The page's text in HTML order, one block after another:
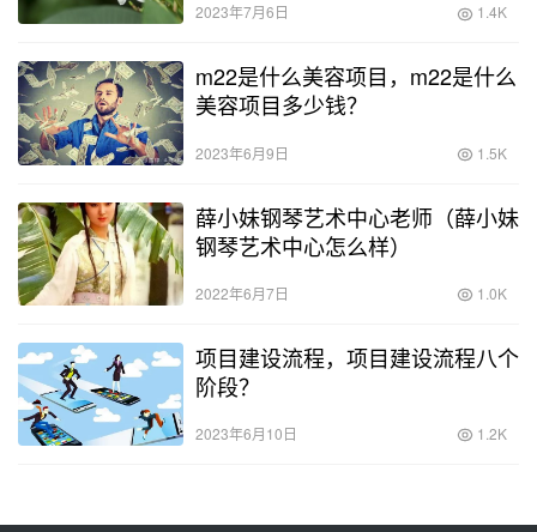
2023年7月6日 1.4K
m22是什么美容项目，m22是什么
美容项目多少钱？
2023年6月9日 1.5K
薛小妹钢琴艺术中心老师（薛小妹
钢琴艺术中心怎么样）
2022年6月7日 1.0K
项目建设流程，项目建设流程八个
阶段？
2023年6月10日 1.2K